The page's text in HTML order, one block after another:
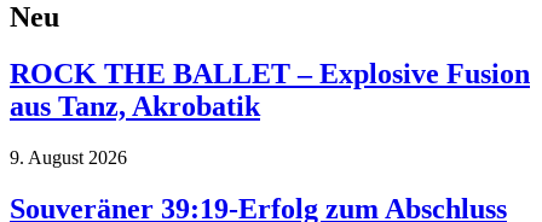
Neu
ROCK THE BALLET – Explosive Fusion
aus Tanz, Akrobatik
9. August 2026
Souveräner 39:19-Erfolg zum Abschluss